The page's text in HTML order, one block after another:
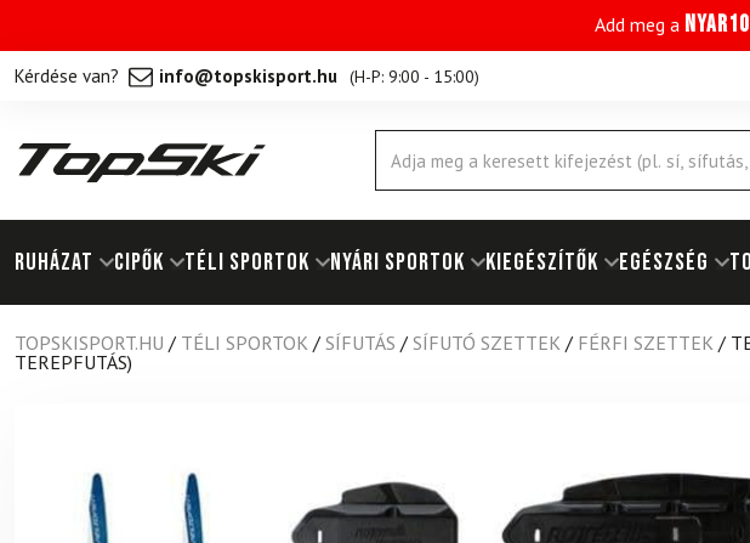
Add meg a NYAR10
Kérdése van? info@topskisport.hu (H-P: 9:00 - 15:00)
Products
search
RUHÁZAT Cipők TÉLI SPORTOK NYÁRI SPORTOK KIEGÉSZÍTŐK EGÉSZSÉG
TOPSKISPORT.HU / TÉLI SPORTOK / SÍFUTÁS / SÍFUTÓ SZETTEK / FÉRFI SZETTEK /
TEREPFUTÁS)